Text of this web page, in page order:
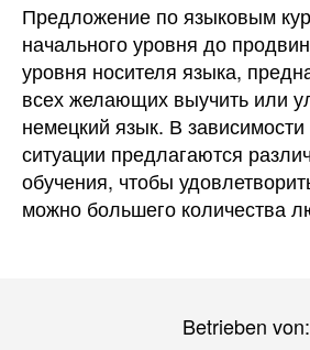
Предложение по языковым
начального уровня до
уровня носителя языка,
всех желающих выучить или
немецкий язык. В
ситуации предлагаются
обучения, чтобы
можно большего количества
Betrieben von: